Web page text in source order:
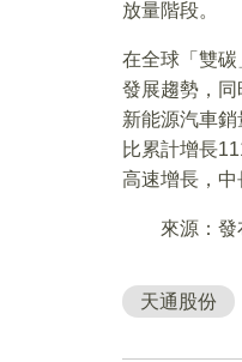
放量階段。
在全球「雙
發展趨勢，
新能源汽車
比累計增長
高速增長，中
來源：發
天通股份